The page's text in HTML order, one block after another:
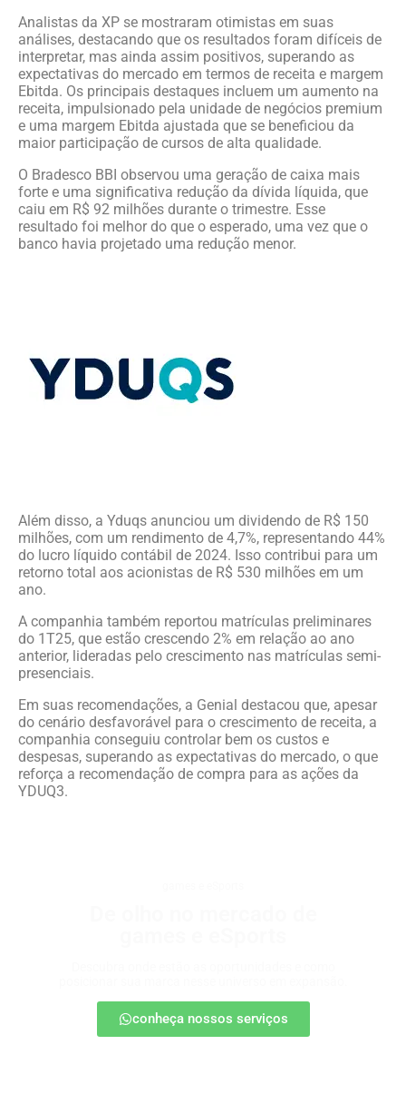
Analistas da XP se mostraram otimistas em suas
análises, destacando que os resultados foram difíceis de
interpretar, mas ainda assim positivos, superando as
expectativas do mercado em termos de receita e margem
Ebitda. Os principais destaques incluem um aumento na
receita, impulsionado pela unidade de negócios premium
e uma margem Ebitda ajustada que se beneficiou da
maior participação de cursos de alta qualidade.
O Bradesco BBI observou uma geração de caixa mais
forte e uma significativa redução da dívida líquida, que
caiu em R$ 92 milhões durante o trimestre. Esse
resultado foi melhor do que o esperado, uma vez que o
banco havia projetado uma redução menor.
Além disso, a Yduqs anunciou um dividendo de R$ 150
milhões, com um rendimento de 4,7%, representando 44%
do lucro líquido contábil de 2024. Isso contribui para um
retorno total aos acionistas de R$ 530 milhões em um
ano.
A companhia também reportou matrículas preliminares
do 1T25, que estão crescendo 2% em relação ao ano
anterior, lideradas pelo crescimento nas matrículas semi-
presenciais.
Em suas recomendações, a Genial destacou que, apesar
do cenário desfavorável para o crescimento de receita, a
companhia conseguiu controlar bem os custos e
despesas, superando as expectativas do mercado, o que
reforça a recomendação de compra para as ações da
YDUQ3.
conheça nossos serviços